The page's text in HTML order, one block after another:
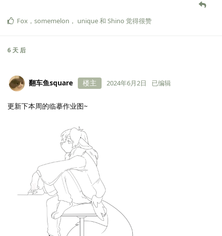
Fox ， somemelon ， unique和 Shino 觉得很赞
6 天 后
翻车鱼square 楼主 2024年6月2日 已编辑
更新下本周的临摹作业图~